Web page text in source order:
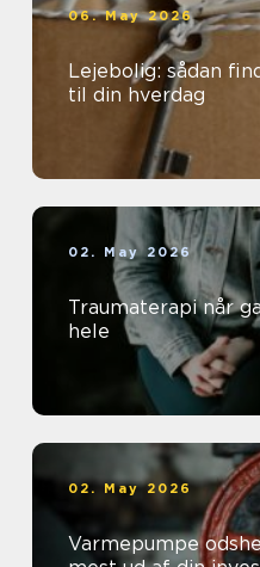
06. May 2026
Lejebolig: sådan
til din hverdag
02. May 2026
Traumaterapi når gamle sår får lov at
hele
02. May 2026
Varmepumpe odsherred